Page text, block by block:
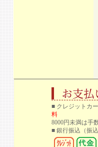
■ クレジットカ
料
8000円未満は手
■ 銀行振込 （振